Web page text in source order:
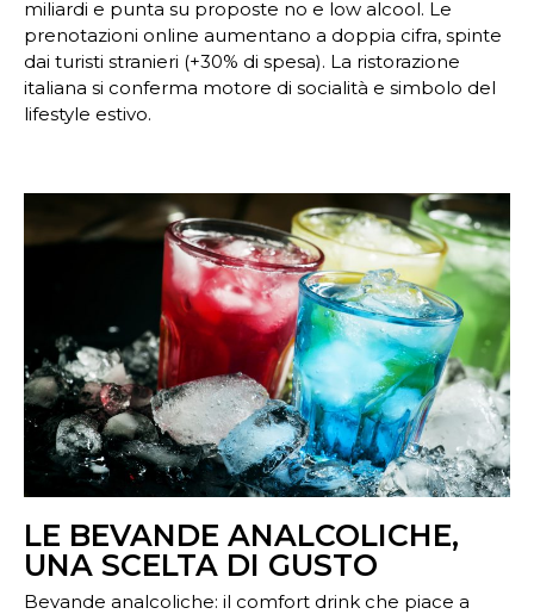
miliardi e punta su proposte no e low alcool. Le
prenotazioni online aumentano a doppia cifra, spinte
dai turisti stranieri (+30% di spesa). La ristorazione
italiana si conferma motore di socialità e simbolo del
lifestyle estivo.
LE BEVANDE ANALCOLICHE,
UNA SCELTA DI GUSTO
Bevande analcoliche: il comfort drink che piace a